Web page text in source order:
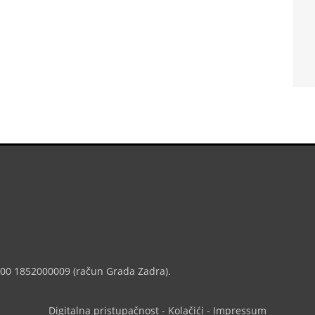
1852000009 (račun Grada Zadra).
Digitalna pristupačnost - Kolačići - Impressum